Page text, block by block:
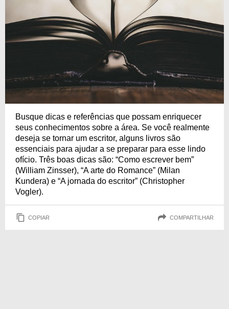
Busque dicas e referências que possam enriquecer
seus conhecimentos sobre a área. Se você realmente
deseja se tornar um escritor, alguns livros são
essenciais para ajudar a se preparar para esse lindo
ofício. Três boas dicas são: “Como escrever bem”
(William Zinsser), “A arte do Romance” (Milan
Kundera) e “A jornada do escritor” (Christopher
Vogler).
COPIAR COMPARTILHAR